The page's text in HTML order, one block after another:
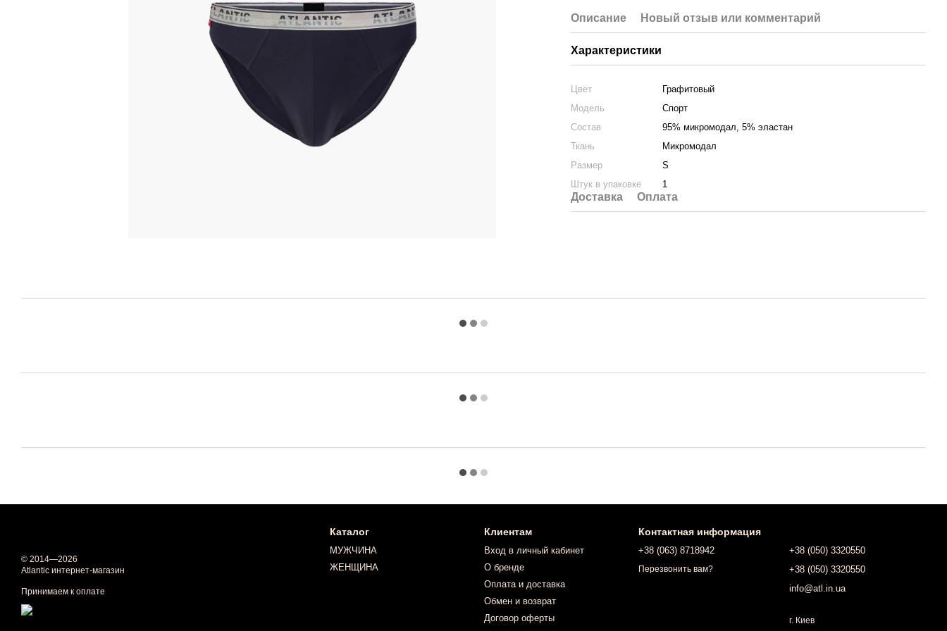
Описание Новый отзыв или комментарий
Характеристики
Цвет
Графитовый
Модель
Спорт
Состав
95% микромодал, 5% эластан
Ткань
Микромодал
Размер
S
Штук в упаковке
1
Доставка Оплата
© 2014—2026
Atlantic интернет-магазин
Принимаем к оплате
Каталог
МУЖЧИНА
ЖЕНЩИНА
Клиентам
Вход в личный кабинет
О бренде
Оплата и доставка
Обмен и возврат
Договор оферты
Контактная информация
+38 (063) 8718942
Перезвонить вам?
+38 (050) 3320550
+38 (050) 3320550
info@atl.in.ua
г. Киев